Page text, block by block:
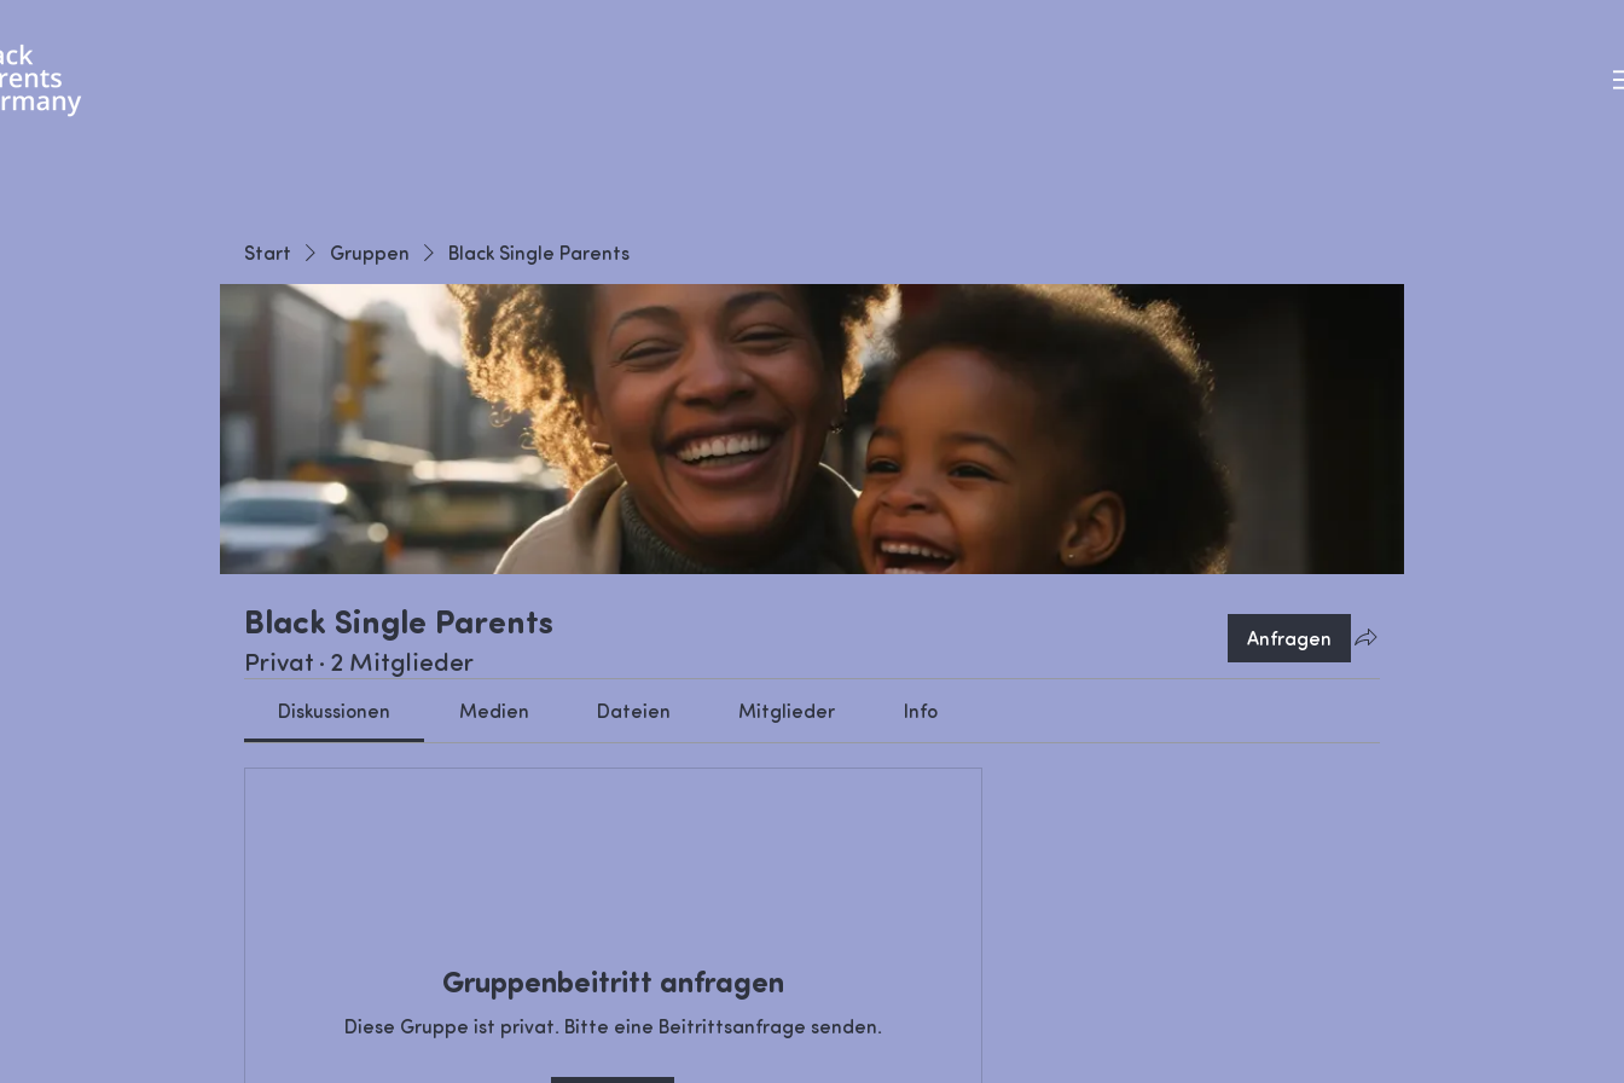
Start Gruppen Black Single Parents
Black Single Parents
Privat · 2 Mitglieder
Anfragen
Diskussionen Medien Dateien Mitglieder Info
Gruppenbeitritt anfragen
Diese Gruppe ist privat. Bitte eine Beitrittsanfrage senden.